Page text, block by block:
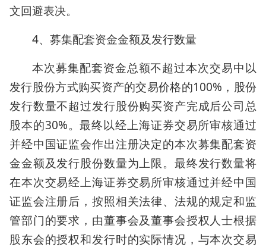
文回避表决。
4、募集配套资金金额及发行数量
本次募集配套资金总额不超过本次交易中以
发行股份方式购买资产的交易价格的100%，股份
发行数量不超过发行股份购买资产完成后公司总
股本的30%。最终以经上海证券交易所审核通过
并经中国证监会作出注册决定的本次募集配套资
金金额及发行股份数量为上限。最终发行数量将
在本次交易经上海证券交易所审核通过并经中国
证监会注册后，按照相关法律、法规的规定和监
管部门的要求，由董事会及董事会授权人士根据
股东会的授权和发行时的实际情况，与本次交易